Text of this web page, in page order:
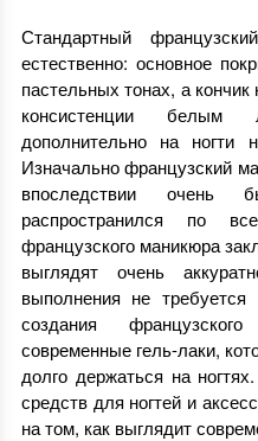
Стандартный
естественно: основное
пастельных тонах, а
консистенции белым
дополнительно на ногти
Изначально французский
впоследствии
распространился по
французского маникюра
выглядят очень
выполнения не
создания
современные гель-лаки,
долго держаться на
средств для ногтей и
на том, как выглядит